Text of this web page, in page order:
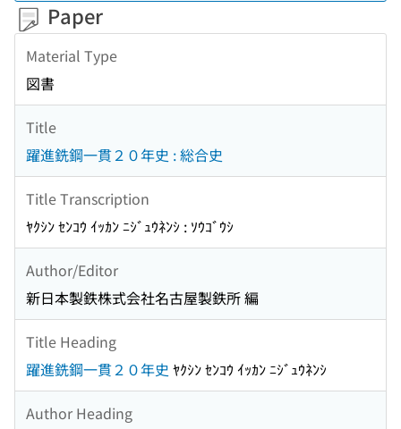
Paper
Material Type
図書
Title
躍進銑鋼一貫２０年史 : 総合史
Title Transcription
ﾔｸｼﾝ ｾﾝｺｳ ｲｯｶﾝ ﾆｼﾞｭｳﾈﾝｼ : ｿｳｺﾞｳｼ
Author/Editor
新日本製鉄株式会社名古屋製鉄所 編
Title Heading
躍進銑鋼一貫２０年史 ﾔｸｼﾝ ｾﾝｺｳ ｲｯｶﾝ ﾆｼﾞｭｳﾈﾝｼ
Author Heading